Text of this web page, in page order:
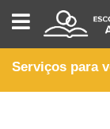
ESCOLA
DIGITAL
-
ALUNO
Serviços para